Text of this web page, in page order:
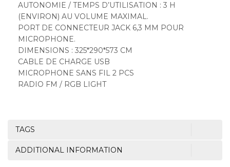
AUTONOMIE / TEMPS D’UTILISATION : 3 H
(ENVIRON) AU VOLUME MAXIMAL.
PORT DE CONNECTEUR JACK 6,3 MM POUR
MICROPHONE.
DIMENSIONS : 325*290*573 CM
CABLE DE CHARGE USB
MICROPHONE SANS FIL 2 PCS
RADIO FM / RGB LIGHT
TAGS
ADDITIONAL INFORMATION